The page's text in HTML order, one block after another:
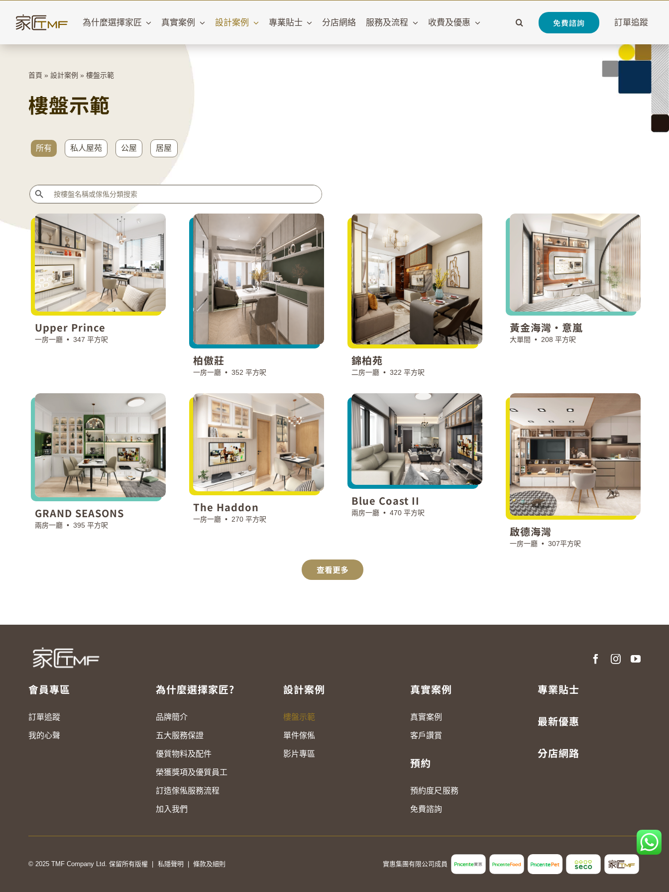
content
為什麼選擇家匠 真實案例 設計案例 專業貼士 分店網絡 服務及流程 收費及優惠 免費諮詢 訂單追蹤
首頁 »設計案例 »樓盤示範
樓盤示範
所有 私人屋苑 公屋 居屋
Search
for:
Search Button
Upper Prince
一房一廳 • 347 平方呎
柏傲莊
一房一廳 • 352 平方呎
錦柏苑
二房一廳 • 322 平方呎
黃金海灣·意嵐
大單間 •208 平方呎
GRAND SEASONS
兩房一廳 • 395 平方呎
The Haddon
一房一廳 • 270 平方呎
Blue Coast II
兩房一廳 • 470 平方呎
啟德海灣
一房一廳 •307平方呎
查看更多
會員專區
訂單追蹤
我的心聲
為什麼選擇家匠?
品牌簡介
五大服務保證
優質物料及配件
榮獲獎項及優質員工
訂造傢俬服務流程
加入我們
設計案例
樓盤示範
單件傢俬
影片專區
真實案例
真實案例
客戶讚賞
預約
預約度尺服務
免費諮詢
專業貼士
最新優惠
分店網路
© 2025 TMF Company Ltd. 保留所有版權 | 私隱聲明 條款及細則 實惠集團有限公司成員